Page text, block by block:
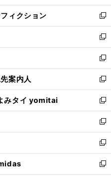
開
く
ウ
で
開
く
ン
ド
ウ
で
開
く
ウ
ィ
ン
ド
ウ
で
開
く
ィクション
新
し
い
ウ
ィ
ン
ド
ウ
で
開
く
新
し
い
ウ
ィ
ン
ド
ウ
で
開
く
新
し
い
ウ
ィ
ン
ド
ウ
で
開
く
案内人
新
し
い
ウ
ィ
ン
ド
ウ
で
開
みタイ yomitai
新
し
い
ウ
ィ
ン
ド
ウ
新
し
い
ウ
ィ
ン
新
し
い
ウ
新
し